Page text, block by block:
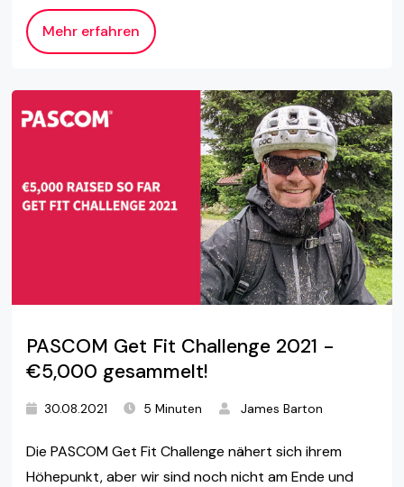
Mehr erfahren
PASCOM Get Fit Challenge 2021 -
€5,000 gesammelt!
30.08.2021 5 Minuten James Barton
Die PASCOM Get Fit Challenge nähert sich ihrem
Höhepunkt, aber wir sind noch nicht am Ende und